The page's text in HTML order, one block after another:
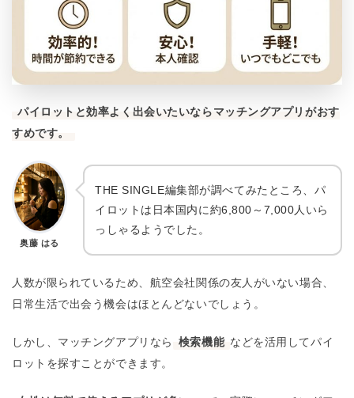
パイロットと効率よく出会いたいならマッチングアプリがおす
すめです。
奥藤 はる
THE SINGLE編集部が調べてみたところ、パ
イロットは日本国内に約6,800～7,000人いら
っしゃるようでした。
人数が限られているため、航空会社関係の友人がいない場合、
日常生活で出会う機会はほとんどないでしょう。
しかし、マッチングアプリなら 検索機能 などを活用してパイ
ロットを探すことができます。